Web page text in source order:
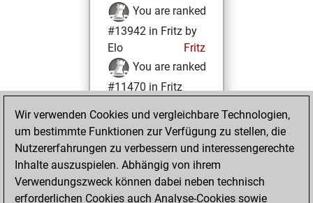
You are ranked
#13942 in Fritz by
Elo
Fritz
You are ranked
#11470 in Fritz
Freitag, Februar
26, 2021
You achieved a
BeautyScore of 17
Wir verwenden Cookies und vergleichbare Technologien,
um bestimmte Funktionen zur Verfügung zu stellen, die
Nutzererfahrungen zu verbessern und interessengerechte
Inhalte auszuspielen. Abhängig von ihrem
Verwendungszweck können dabei neben technisch
erforderlichen Cookies auch Analyse-Cookies sowie